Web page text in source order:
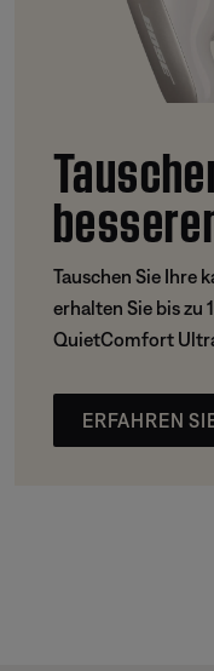
Tauschen Sie Ihre
erhalten Sie bis zu
QuietComfort
ERFAHREN